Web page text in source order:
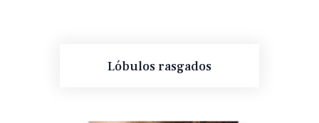
Lóbulos rasgados